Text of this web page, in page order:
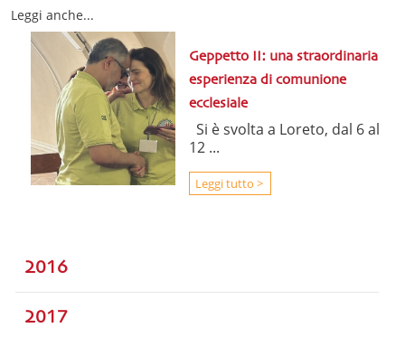
Leggi anche...
Geppetto II: una straordinaria
esperienza di comunione
ecclesiale
Si è svolta a Loreto, dal 6 al
12 ...
Leggi tutto >
2016
2017